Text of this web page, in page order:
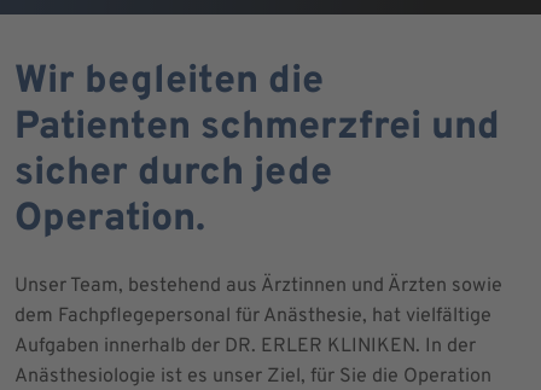
Wir begleiten die
Patienten schmerzfrei und
sicher durch jede
Operation.
Unser Team, bestehend aus Ärztinnen und Ärzten sowie
dem Fachpflegepersonal für Anästhesie, hat vielfältige
Aufgaben innerhalb der DR. ERLER KLINIKEN. In der
Anästhesiologie ist es unser Ziel, für Sie die Operation